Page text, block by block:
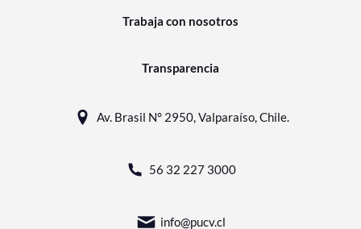
Trabaja con nosotros
Transparencia
Av. Brasil N° 2950, Valparaíso, Chile.
56 32 227 3000
info@pucv.cl